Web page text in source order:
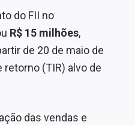
do FII no
R$ 15 milhões,
de 20 de maio de
retorno (TIR) alvo de
das vendas e